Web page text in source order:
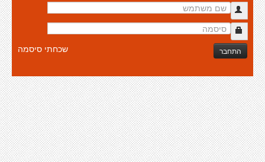
התחבר שכחתי סיסמה